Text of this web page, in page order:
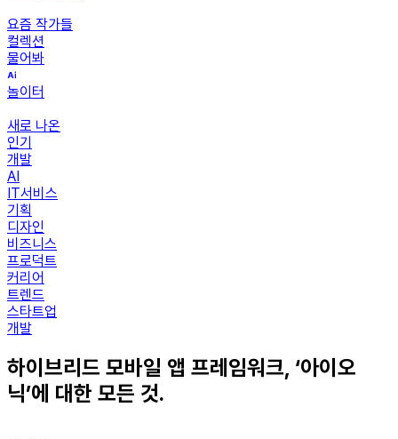
요즘 작가들
컬렉션
물어봐
놀이터
새로 나온
인기
개발
AI
IT서비스
기획
디자인
비즈니스
프로덕트
커리어
트렌드
스타트업
개발
하이브리드 모바일 앱 프레임워크, ‘아이오
닉’에 대한 모든 것.